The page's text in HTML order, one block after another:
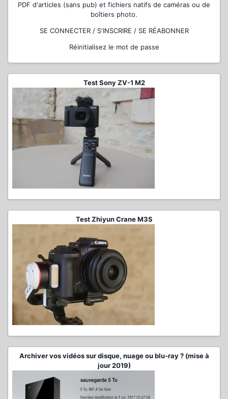
PDF d'articles (sans pub) et fichiers natifs de caméras ou de
boîtiers photo.
SE CONNECTER / S'INSCRIRE / SE RÉABONNER
Réinitialisez le mot de passe
Test Sony ZV-1 M2
Test Zhiyun Crane M3S
Archiver vos vidéos sur disque, nuage ou blu-ray ? (mise à
jour 2019)